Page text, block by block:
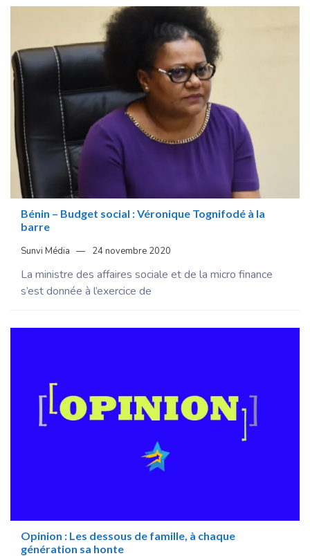
Bénin – Budget social : Véronique Tognifodé à la
barre
Sunvi Média 24 novembre 2020
La ministre des affaires sociale et de la micro finance
s’est donnée à l’exercice de
Opinion : Les dessous de famille, à chaque
génération sa honte